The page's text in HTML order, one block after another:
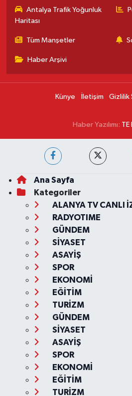
Antalya Trafik Yoğunluk
Haritası
Tüm Manşetler
Haber Arşivi
Künye İletişim Gizlilik
Haber Yazılımı: TE
Ana Sayfa
Kategoriler
ALANYA TV CANLI
RADYOTIME
GÜNDEM
SİYASET
ASAYİŞ
SPOR
EKONOMİ
EĞİTİM
TURİZM
GÜNDEM
SİYASET
ASAYİŞ
SPOR
EKONOMİ
EĞİTİM
TURİZM